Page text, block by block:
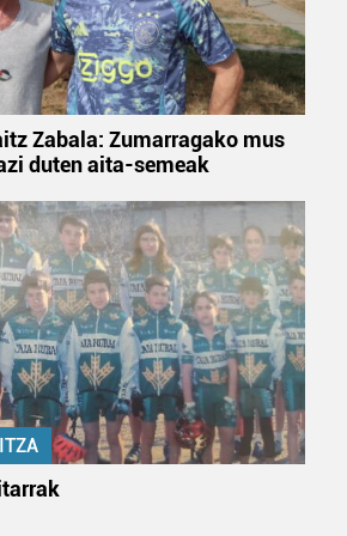
Zabala: Zumarragako mus
duten aita-semeak